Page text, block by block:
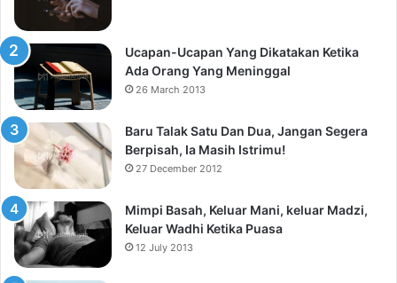
Ucapan-Ucapan Yang Dikatakan Ketika
Ada Orang Yang Meninggal
26 March 2013
Baru Talak Satu Dan Dua, Jangan Segera
Berpisah, Ia Masih Istrimu!
27 December 2012
Mimpi Basah, Keluar Mani, keluar Madzi,
Keluar Wadhi Ketika Puasa
12 July 2013